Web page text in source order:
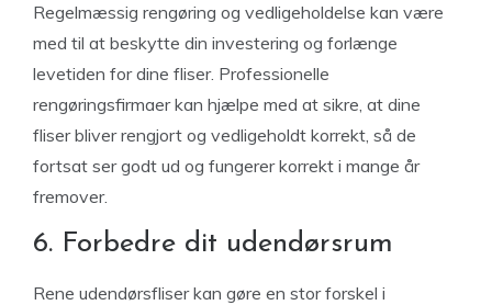
Regelmæssig rengøring og vedligeholdelse kan være
med til at beskytte din investering og forlænge
levetiden for dine fliser. Professionelle
rengøringsfirmaer kan hjælpe med at sikre, at dine
fliser bliver rengjort og vedligeholdt korrekt, så de
fortsat ser godt ud og fungerer korrekt i mange år
fremover.
6. Forbedre dit udendørsrum
Rene udendørsfliser kan gøre en stor forskel i